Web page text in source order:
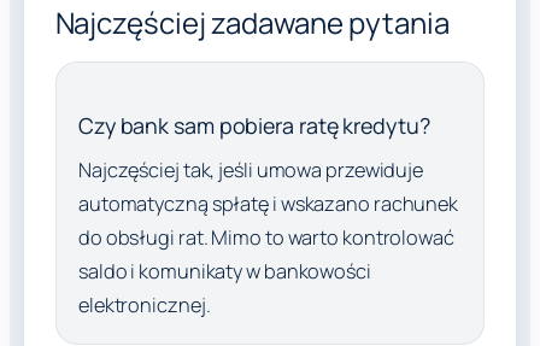
Najczęściej zadawane pytania
Czy bank sam pobiera ratę kredytu?
Najczęściej tak, jeśli umowa przewiduje
automatyczną spłatę i wskazano rachunek
do obsługi rat. Mimo to warto kontrolować
saldo i komunikaty w bankowości
elektronicznej.